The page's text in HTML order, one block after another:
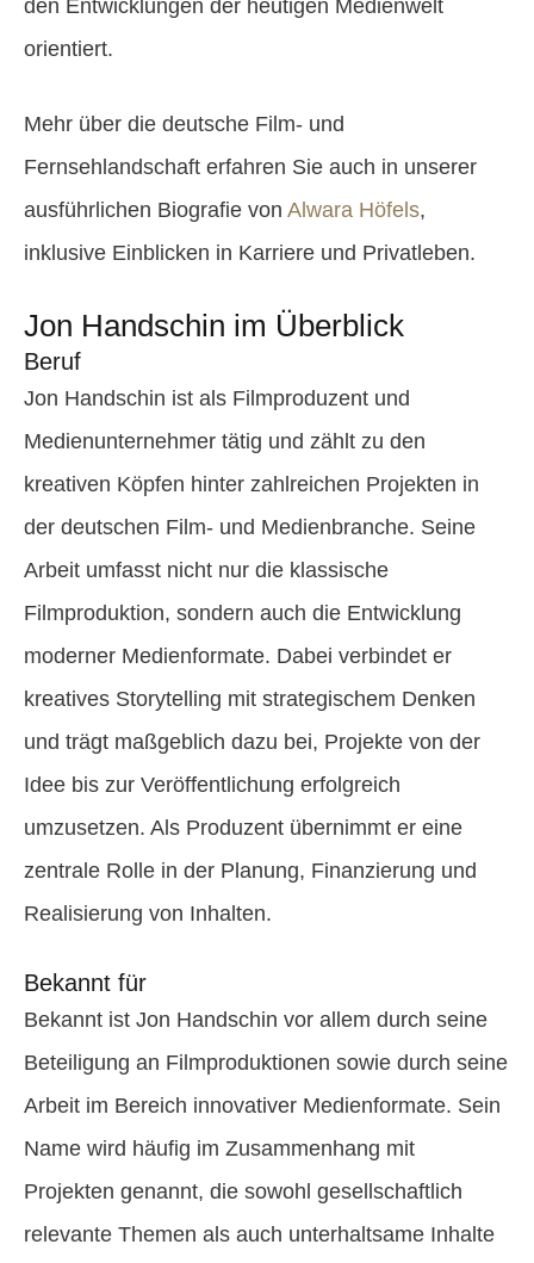
den Entwicklungen der heutigen Medienwelt
orientiert.
Mehr über die deutsche Film- und
Fernsehlandschaft erfahren Sie auch in unserer
ausführlichen Biografie von Alwara Höfels,
inklusive Einblicken in Karriere und Privatleben.
Jon Handschin im Überblick
Beruf
Jon Handschin ist als Filmproduzent und
Medienunternehmer tätig und zählt zu den
kreativen Köpfen hinter zahlreichen Projekten in
der deutschen Film- und Medienbranche. Seine
Arbeit umfasst nicht nur die klassische
Filmproduktion, sondern auch die Entwicklung
moderner Medienformate. Dabei verbindet er
kreatives Storytelling mit strategischem Denken
und trägt maßgeblich dazu bei, Projekte von der
Idee bis zur Veröffentlichung erfolgreich
umzusetzen. Als Produzent übernimmt er eine
zentrale Rolle in der Planung, Finanzierung und
Realisierung von Inhalten.
Bekannt für
Bekannt ist Jon Handschin vor allem durch seine
Beteiligung an Filmproduktionen sowie durch seine
Arbeit im Bereich innovativer Medienformate. Sein
Name wird häufig im Zusammenhang mit
Projekten genannt, die sowohl gesellschaftlich
relevante Themen als auch unterhaltsame Inhalte